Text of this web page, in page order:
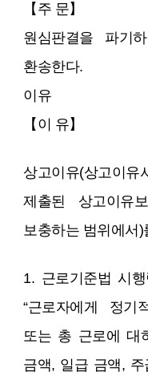
【주 문】
원심판결을 파기
환송한다.
이유
【이 유】
상고이유(상고이
제출된 상고이유
보충하는 범위에서)
1. 근로기준법 시
“근로자에게 정기
또는 총 근로에 대
금액, 일급 금액,